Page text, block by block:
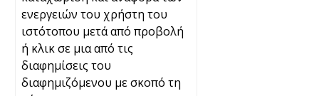
ενεργειών του χρήστη του
ιστότοπου μετά από προβολή
ή κλικ σε μια από τις
διαφημίσεις του
διαφημιζόμενου με σκοπό τη